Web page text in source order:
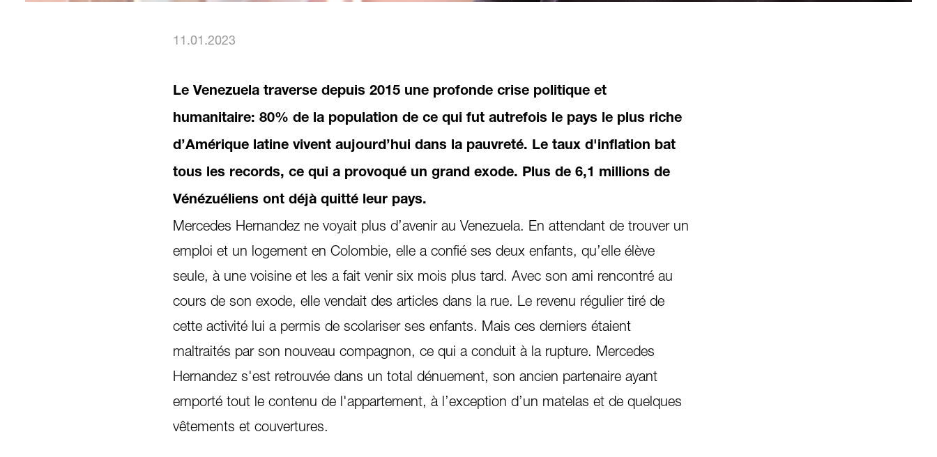
11.01.2023
Le Venezuela traverse depuis 2015 une profonde crise politique et
humanitaire: 80% de la population de ce qui fut autrefois le pays le plus riche
d’Amérique latine vivent aujourd’hui dans la pauvreté. Le taux d'inflation bat
tous les records, ce qui a provoqué un grand exode. Plus de 6,1 millions de
Vénézuéliens ont déjà quitté leur pays.
Mercedes Hernandez ne voyait plus d’avenir au Venezuela. En attendant de trouver un
emploi et un logement en Colombie, elle a confié ses deux enfants, qu’elle élève
seule, à une voisine et les a fait venir six mois plus tard. Avec son ami rencontré au
cours de son exode, elle vendait des articles dans la rue. Le revenu régulier tiré de
cette activité lui a permis de scolariser ses enfants. Mais ces derniers étaient
maltraités par son nouveau compagnon, ce qui a conduit à la rupture. Mercedes
Hernandez s'est retrouvée dans un total dénuement, son ancien partenaire ayant
emporté tout le contenu de l'appartement, à l’exception d’un matelas et de quelques
vêtements et couvertures.